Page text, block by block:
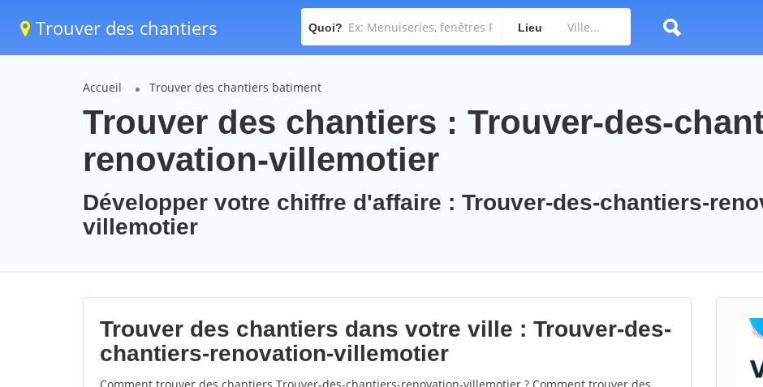
Trouver des chantiers Quoi? Lieu
Accueil Trouver des chantiers batiment
Trouver des chantiers : Trouver-des-
renovation-villemotier
Développer votre chiffre d'affaire : Trouver-des-chantiers-
villemotier
Trouver des chantiers dans votre ville : Trouver-des-
chantiers-renovation-villemotier